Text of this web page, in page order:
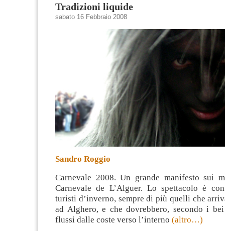
Tradizioni liquide
sabato 16 Febbraio 2008
Sandro Roggio
Carnevale 2008. Un grande manifesto sui
Carnevale de L’Alguer. Lo spettacolo è
turisti d’inverno, sempre di più quelli che
ad Alghero, e che dovrebbero, secondo i
flussi dalle coste verso l’interno (altro…)